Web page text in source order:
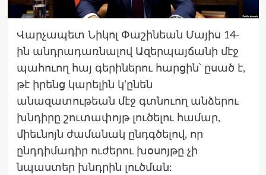
Վարչապետ Նիկոլ Փաշինեան Մայիս 14-
ին անդրադառնալով Ազերպայճանի մէջ
պահուող հայ գերիներու հարցին՝ ըսած է,
թէ իրենց կարելին կ’ընեն
անազատութեան մէջ գտնուող անձերու
խնդիրը շուտափոյթ լուծելու համար,
միեւնոյն ժամանակ ընդգծելով, որ
ընդդիմադիր ուժերու խօսոյթը չի
նպաստեր խնդրին լուծման: